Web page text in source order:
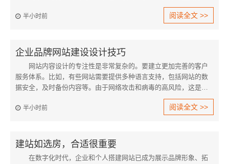
动，提高了营销效率，也帮助企业更好地理解和触达客户，从而促
进销售转化和客户关系维护。
阅读全文 >>
半小时前
企业品牌网站建设设计技巧
网站内容设计的专注性是非常复杂的。要建立更加完善的客户
服务体系。比如，有些网站需要提供多种语言支持，包括网站的数
据安全，及时备份内容等。由于网络攻击和病毒的高风险，这是在
后期。作为维护内容的一部分，它也将要求用户分担部分维护费
用，这对网站的正常访问是很有价值的。另外也是在建设时尽量选
阅读全文 >>
半小时前
建站如选房，合适很重要
在数字化时代，企业和个人搭建网站已成为展示品牌形象、拓